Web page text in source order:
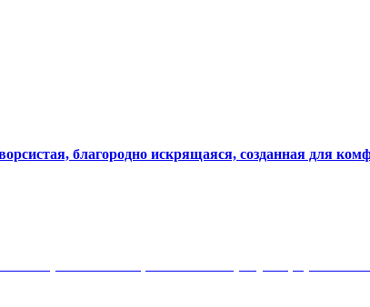
благородно искрящаяся, созданная для